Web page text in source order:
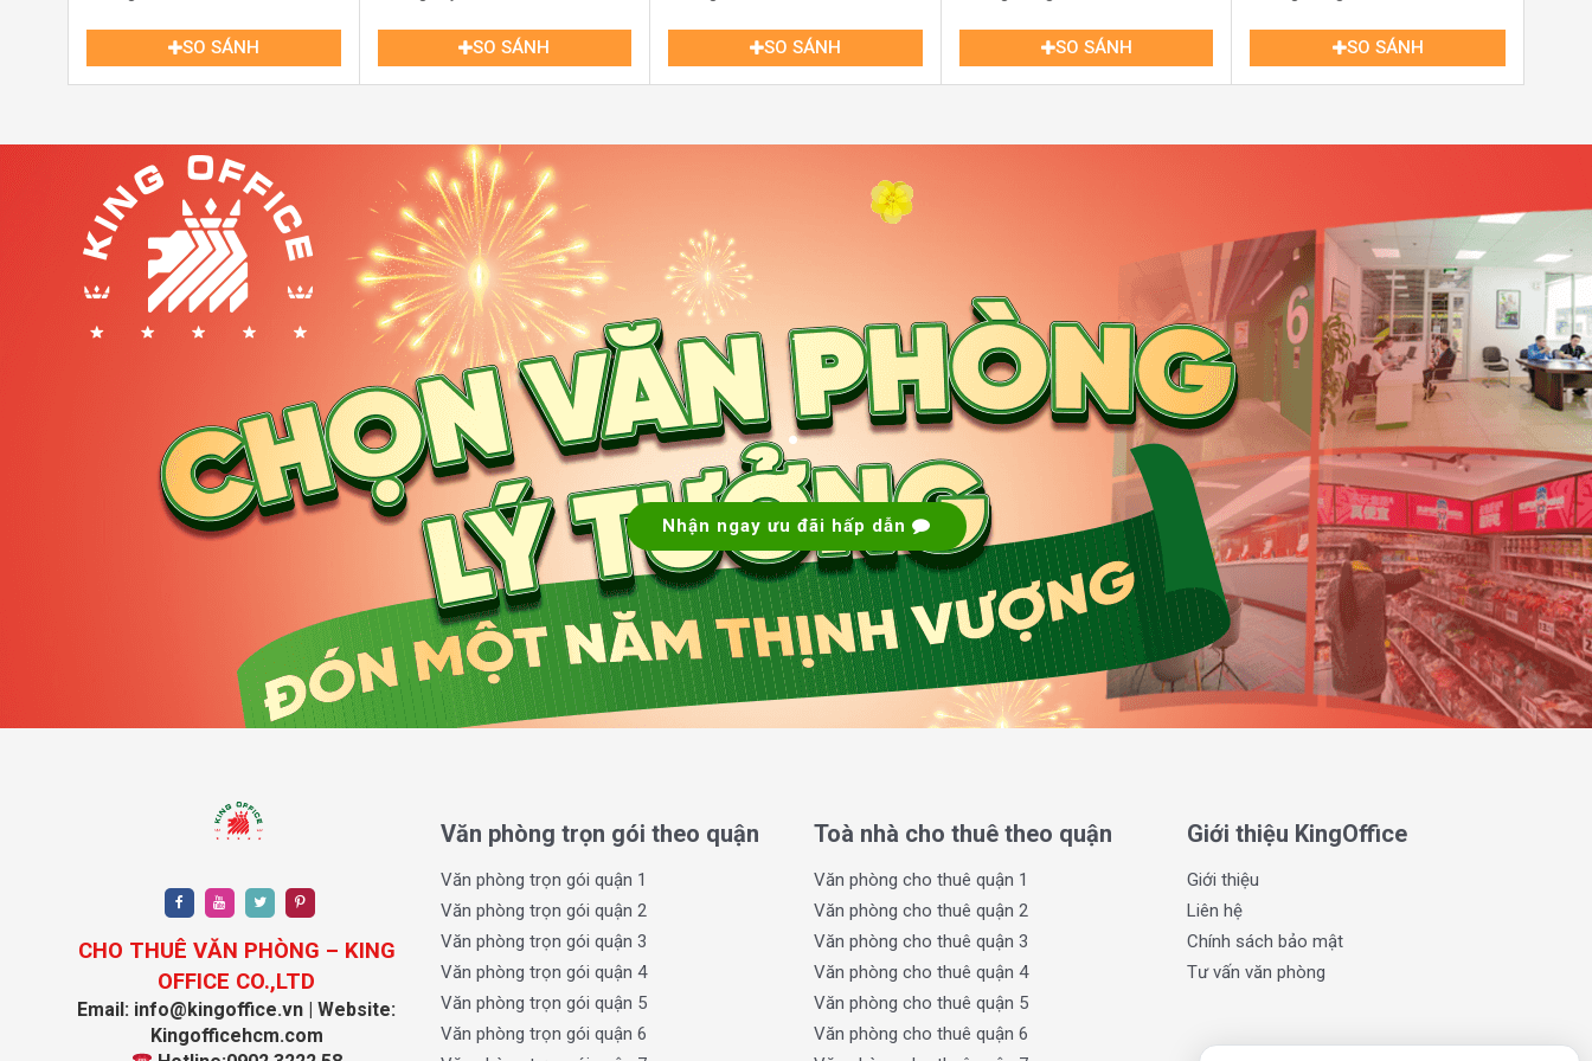
Hình ảnh tòa nhà D1 Office TP Thủ Đức
Những lợi thế nổi bật về vị trí củatòa nhà D1 Officegồm:
Địa chỉ:139 Đồng Văn Cống, phường Cát Lái, TP. Thủ Đức.
Nằm trên tuyến đường lớn Đồng Văn Cống , thuận tiện di chuyển đến nhiều khu vực kinh tế
Kết nối nhanh đến khu đô thị Thạnh Mỹ Lợi
, nơi tập trung nhiều doanh nghiệp và cơ quan hành
Dễ dàng di chuyển đến cảng Cát Lái, thuận lợi cho các công ty logistics và thương mại.
Kết nối thuận tiện với các tuyến đường lớn như Mai Chí Thọ, Nguyễn Thị Định và Xa lộ Hà Nội.
Gần nhiều khu dân cư, trung tâm thương mại và dịch vụ
, giúp nhân viên dễ dàng tiếp cận các
tiện ích hàng ngày.
, thuận tiện cho khách hàng và đối tác đến giao dịch.
văn phòng tòa nhà D1 Office TP Thủ Đứckhông chỉ giúp doanh nghiệp
tối ưu việc di chuyển mà còn tạo điều kiện thuận lợi cho hoạt động giao thương và phát triển kinh
II. Quy mô và thiết kế D1 Office
kế linh hoạt. Tòa nhà được xây dựng với cấu trúc hiện đại, tối ưu không gian làm việc và phù hợp với
nhiều mô hình kinh doanh khác nhau.
SO SÁNH SO SÁNH SO SÁNH SO SÁNH SO SÁNH
.
.
Nhận ngay ưu đãi hấp dẫn
CHO THUÊ VĂN PHÒNG – KING
OFFICE CO.,LTD
Email: info@kingoffice.vn | Website:
Kingofficehcm.com
Văn phòng trọn gói theo quận
Văn phòng trọn gói quận 1
Văn phòng trọn gói quận 2
Văn phòng trọn gói quận 3
Văn phòng trọn gói quận 4
Văn phòng trọn gói quận 5
Văn phòng trọn gói quận 6
Toà nhà cho thuê theo quận
Văn phòng cho thuê quận 1
Văn phòng cho thuê quận 2
Văn phòng cho thuê quận 3
Văn phòng cho thuê quận 4
Văn phòng cho thuê quận 5
Văn phòng cho thuê quận 6
Giới thiệu KingOffice
Giới thiệu
Liên hệ
Chính sách bảo mật
Tư vấn văn phòng